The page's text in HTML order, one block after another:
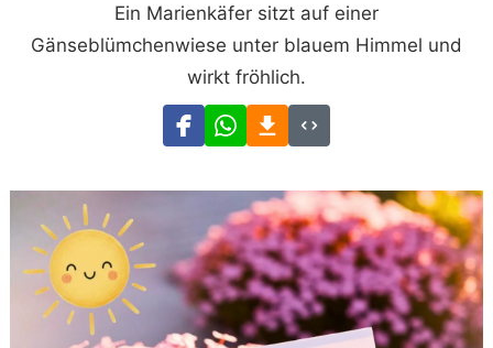
Ein Marienkäfer sitzt auf einer
Gänseblümchenwiese unter blauem Himmel und
wirkt fröhlich.